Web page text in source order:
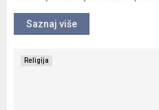
Saznaj više
Religija